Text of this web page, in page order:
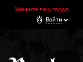
Укажите ваш город
Войти